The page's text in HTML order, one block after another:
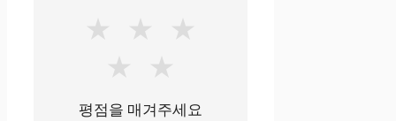
★ ★
★
★
★
평점을 매겨주세요